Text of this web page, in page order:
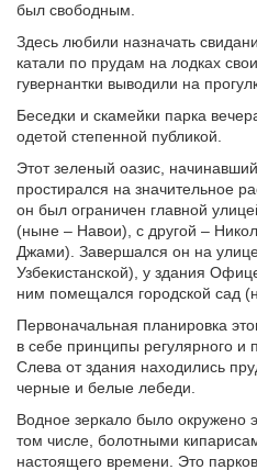
был свободным.
Здесь любили назначать
катали по прудам на лодках
гувернантки выводили на
Беседки и скамейки парка
одетой степенной публикой.
Этот зеленый оазис,
простирался на значительное
он был ограничен главной
(ныне – Навои), с другой –
Джами). Завершался он на
Узбекистанской), у здания
ним помещался городской сад
Первоначальная планировка
в себе принципы регулярного и
Слева от здания находились
черные и белые лебеди.
Водное зеркало было окружено
том числе, болотными
настоящего времени. Это